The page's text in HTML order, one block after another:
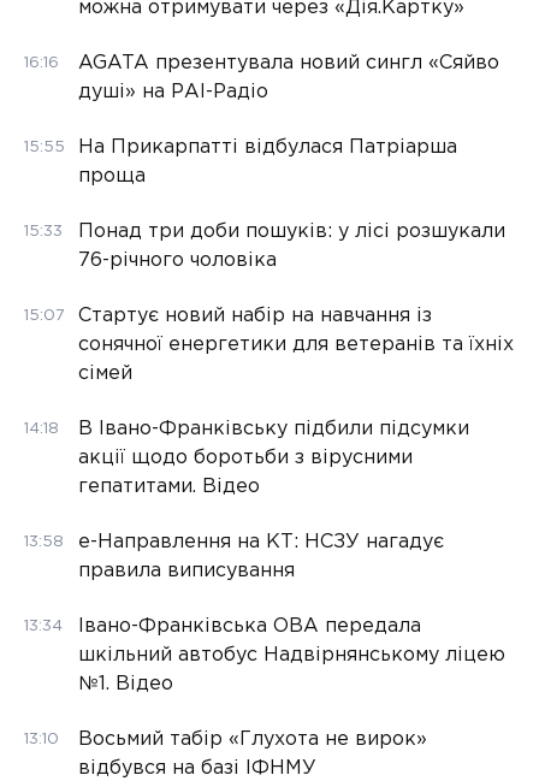
можна отримувати через «Дія.Картку»
16:16
AGATA презентувала новий сингл «Сяйво
душі» на РАІ-Радіо
15:55
На Прикарпатті відбулася Патріарша
проща
15:33
Понад три доби пошуків: у лісі розшукали
76-річного чоловіка
15:07
Стартує новий набір на навчання із
сонячної енергетики для ветеранів та їхніх
сімей
14:18
В Івано-Франківську підбили підсумки
акції щодо боротьби з вірусними
гепатитами. Відео
13:58
е-Направлення на КТ: НСЗУ нагадує
правила виписування
13:34
Івано-Франківська ОВА передала
шкільний автобус Надвірнянському ліцею
№1. Відео
13:10
Восьмий табір «Глухота не вирок»
відбувся на базі ІФНМУ